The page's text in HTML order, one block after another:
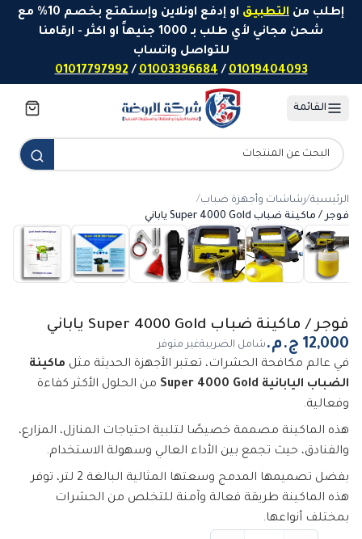
تخطَّ إلى المحتوى
إطلب من التطبيق
او إدفع اونلاين وإستمتع بخصم 10% مع
شحن مجاني لأي طلب بـ 1000 جنيهاً او اكثر - ارقامنا
للتواصل واتساب
01019404093
/
01003396684
/
01017797992
القائمة
الرئيسية/رشاشات وأجهزة ضباب/
فوجر / ماكينة ضباب Super 4000 Gold ياباني
فوجر / ماكينة ضباب Super 4000 Gold ياباني
شامل الضريبةغير متوفر
في عالم مكافحة الحشرات، تعتبر الأجهزة الحديثة مثل ماكينة
الضباب اليابانية Super 4000 Gold
من الحلول الأكثر كفاءة
وفعالية.
هذه الماكينة مصممة خصيصًا لتلبية احتياجات المنازل، المزارع،
والفنادق، حيث تجمع بين الأداء العالي وسهولة الاستخدام.
بفضل تصميمها المدمج وسعتها المثالية البالغة 2 لتر، توفر
هذه الماكينة طريقة فعالة وآمنة للتخلص من الحشرات
بمختلف أنواعها.